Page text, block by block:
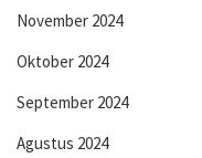
November 2024
Oktober 2024
September 2024
Agustus 2024